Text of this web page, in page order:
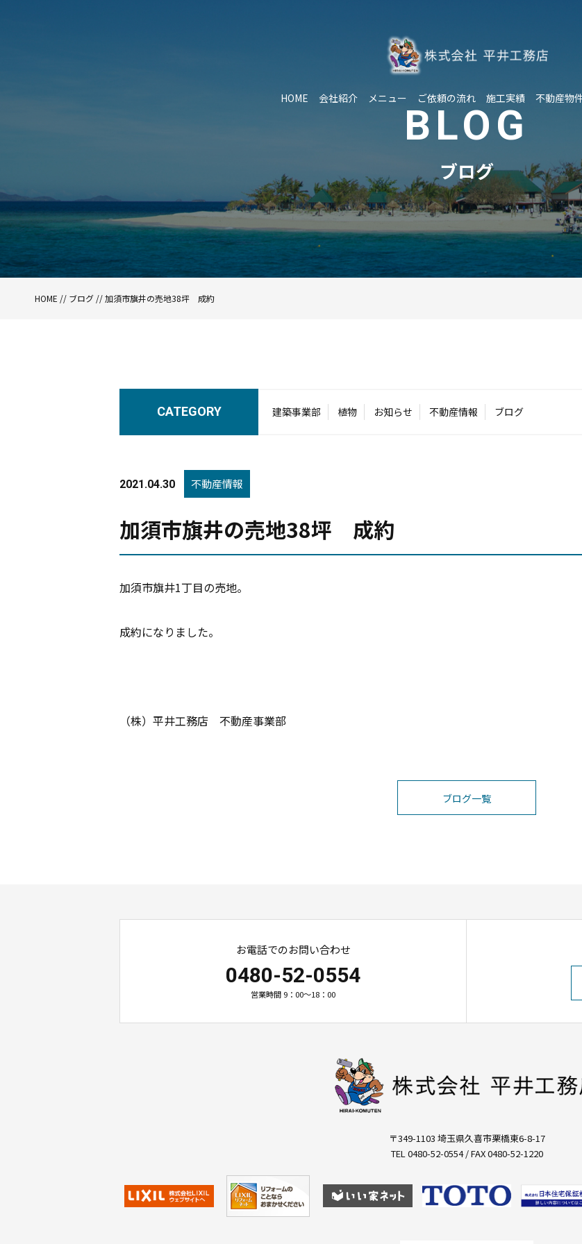
HOME 会社紹介 メニュー ご依頼の流れ 施工実績 不動産物
BLOG
ブログ
HOME // ブログ // 加須市旗井の売地38坪 成約
CATEGORY 建築事業部 植物 お知らせ 不動産情報 ブログ
2021.04.30 不動産情報
加須市旗井の売地38坪 成約
加須市旗井1丁目の売地。
成約になりました。
（株）平井工務店 不動産事業部
ブログ一覧
お電話でのお問い合わせ
0480-52-0554
営業時間 9：00～18：00
〒349-1103 埼玉県久喜市栗橋東6-8-17
TEL 0480-52-0554 / FAX 0480-52-1220